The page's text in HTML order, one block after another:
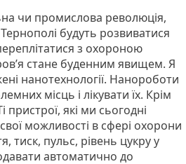
чи промислова революція,
будуть розвиватися
з охороною
стане буденним явищем. Я
нанотехнології. Нанороботи
місць і лікувати їх. Крім
які ми сьогодні
можливості в сфері охорони
тиск, пульс, рівень цукру у
автоматично до